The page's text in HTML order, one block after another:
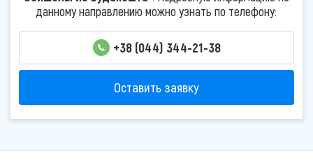
данному направлению можно узнать по телефону:
+38 (044) 344-21-38
Оставить заявку